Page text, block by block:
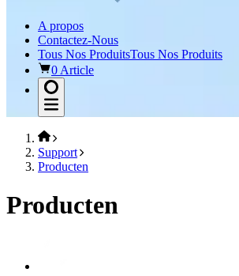
A propos
Contactez-Nous
Tous Nos ProduitsTous Nos Produits
0 Article
Support
Producten
Producten